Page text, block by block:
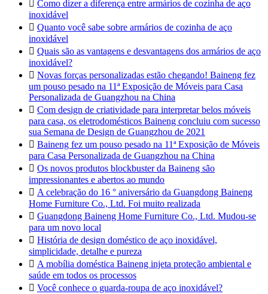
Como dizer a diferença entre armários de cozinha de aço
inoxidável
 Quanto você sabe sobre armários de cozinha de aço
inoxidável
 Quais são as vantagens e desvantagens dos armários de aço
inoxidável?
 Novas forças personalizadas estão chegando! Baineng fez
um pouso pesado na 11ª Exposição de Móveis para Casa
Personalizada de Guangzhou na China
 Com design de criatividade para interpretar belos móveis
para casa, os eletrodomésticos Baineng concluiu com sucesso
sua Semana de Design de Guangzhou de 2021
 Baineng fez um pouso pesado na 11ª Exposição de Móveis
para Casa Personalizada de Guangzhou na China
 Os novos produtos blockbuster da Baineng são
impressionantes e abertos ao mundo
 A celebração do 16 ° aniversário da Guangdong Baineng
Home Furniture Co., Ltd. Foi muito realizada
 Guangdong Baineng Home Furniture Co., Ltd. Mudou-se
para um novo local
 História de design doméstico de aço inoxidável,
simplicidade, detalhe e pureza
 A mobília doméstica Baineng injeta proteção ambiental e
saúde em todos os processos
 Você conhece o guarda-roupa de aço inoxidável?